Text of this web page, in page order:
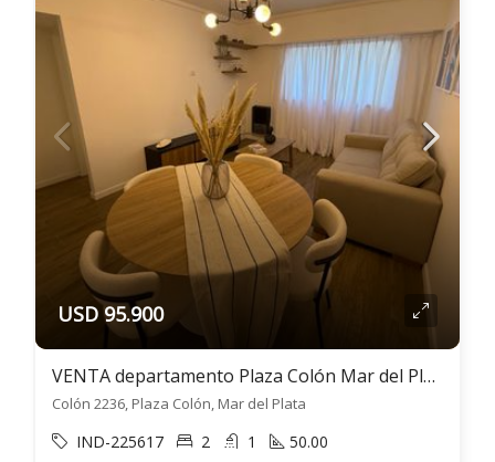
USD 95.900
VENTA departamento Plaza Colón Mar del Plata 3 ambientes
Colón 2236, Plaza Colón, Mar del Plata
IND-225617 2 1 50.00